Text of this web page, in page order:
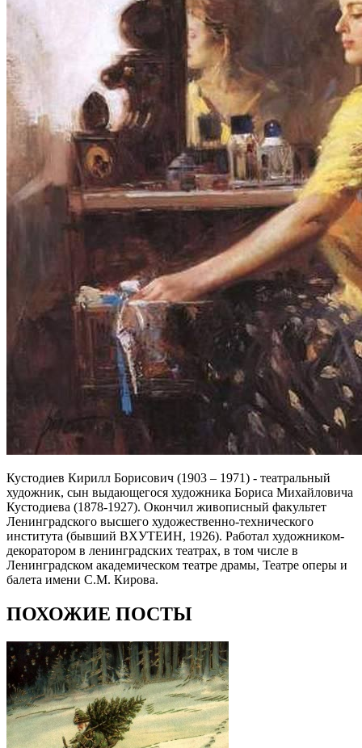
Кустодиев Кирилл Борисович (1903 – 1971) - театральный
художник, сын выдающегося художника Бориса Михайловича
Кустодиева (1878-1927). Окончил живописный факультет
Ленинградского высшего художественно-технического
института (бывший ВХУТЕИН, 1926). Работал художником-
декоратором в ленинградских театрах, в том числе в
Ленинградском академическом театре драмы, Театре оперы и
балета имени С.М. Кирова.
ПОХОЖИЕ ПОСТЫ